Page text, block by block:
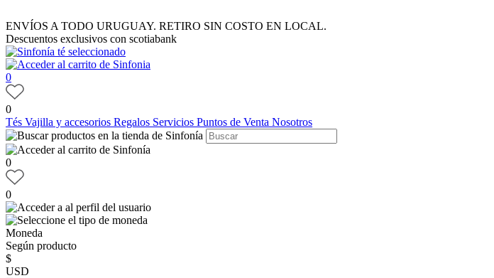
ENVÍOS A TODO URUGUAY. RETIRO SIN COSTO EN LOCAL.
Descuentos exclusivos con scotiabank
0
0
Tés Vajilla y accesorios Regalos Servicios Puntos de Venta Nosotros
0
0
Moneda
Según producto
$
USD